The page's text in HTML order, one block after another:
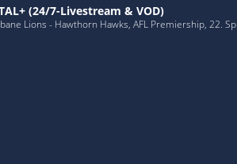
(24/7-Livestream & VOD)
Lions - Hawthorn Hawks, AFL Premiership, 22.